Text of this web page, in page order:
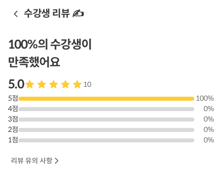
수강생 리뷰 ✍️
100%의 수강생이
만족했어요
5.0
10
5점 100%
4점 0%
3점 0%
2점 0%
1점 0%
리뷰 유의 사항